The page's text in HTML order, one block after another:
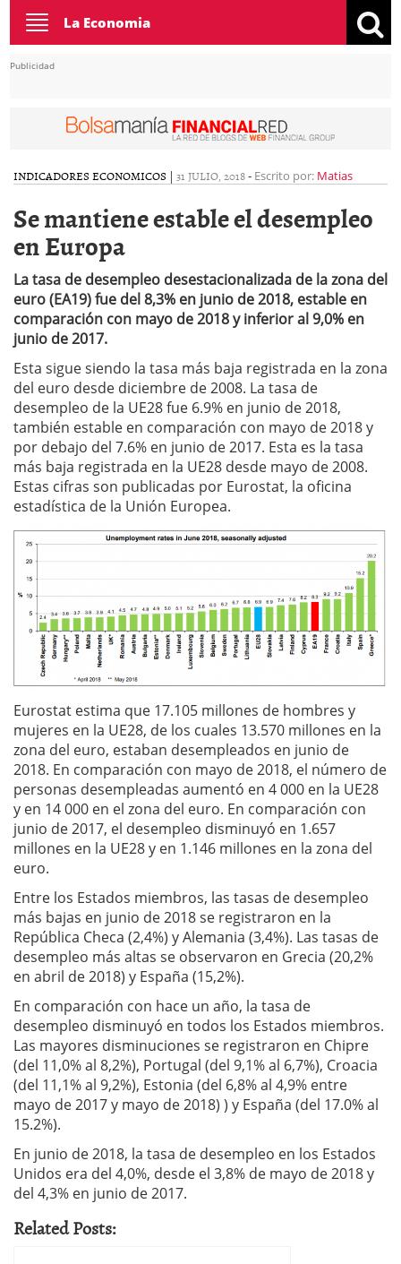
Toggle
navigation
La Economia
Publicidad
INDICADORES ECONOMICOS | 31 JULIO, 2018- Escrito por: Matias
Se mantiene estable el desempleo
en Europa
La tasa de desempleo desestacionalizada de la zona del
euro (EA19) fue del 8,3% en junio de 2018, estable en
comparación con mayo de 2018 y inferior al 9,0% en
junio de 2017.
Esta sigue siendo la tasa más baja registrada en la zona
del euro desde diciembre de 2008. La tasa de
desempleo de la UE28 fue 6.9% en junio de 2018,
también estable en comparación con mayo de 2018 y
por debajo del 7.6% en junio de 2017. Esta es la tasa
más baja registrada en la UE28 desde mayo de 2008.
Estas cifras son publicadas por Eurostat, la oficina
estadística de la Unión Europea.
Eurostat estima que 17.105 millones de hombres y
mujeres en la UE28, de los cuales 13.570 millones en la
zona del euro, estaban desempleados en junio de
2018. En comparación con mayo de 2018, el número de
personas desempleadas aumentó en 4 000 en la UE28
y en 14 000 en el zona del euro. En comparación con
junio de 2017, el desempleo disminuyó en 1.657
millones en la UE28 y en 1.146 millones en la zona del
euro.
Entre los Estados miembros, las tasas de desempleo
más bajas en junio de 2018 se registraron en la
República Checa (2,4%) y Alemania (3,4%). Las tasas de
desempleo más altas se observaron en Grecia (20,2%
en abril de 2018) y España (15,2%).
En comparación con hace un año, la tasa de
desempleo disminuyó en todos los Estados miembros.
Las mayores disminuciones se registraron en Chipre
(del 11,0% al 8,2%), Portugal (del 9,1% al 6,7%), Croacia
(del 11,1% al 9,2%), Estonia (del 6,8% al 4,9% entre
mayo de 2017 y mayo de 2018) ) y España (del 17.0% al
15.2%).
En junio de 2018, la tasa de desempleo en los Estados
Unidos era del 4,0%, desde el 3,8% de mayo de 2018 y
del 4,3% en junio de 2017.
Related Posts: